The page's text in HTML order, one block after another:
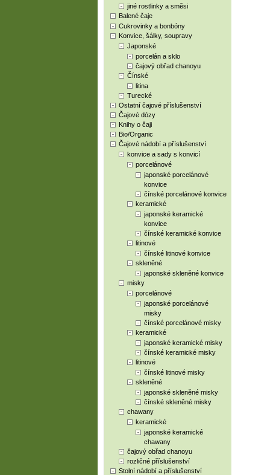
jiné rostlinky a směsi
Balené čaje
Cukrovinky a bonbóny
Konvice, šálky, soupravy
Japonské
porcelán a sklo
čajový obřad chanoyu
Čínské
litina
Turecké
Ostatní čajové příslušenství
Čajové dózy
Knihy o čaji
Bio/Organic
Čajové nádobí a příslušenství
konvice a sady s konvicí
porcelánové
japonské porcelánové
konvice
čínské porcelánové konvice
keramické
japonské keramické
konvice
čínské keramické konvice
litinové
čínské litinové konvice
skleněné
japonské skleněné konvice
misky
porcelánové
japonské porcelánové
misky
čínské porcelánové misky
keramické
japonské keramické misky
čínské keramické misky
litinové
čínské litinové misky
skleněné
japonské skleněné misky
čínské skleněné misky
chawany
keramické
japonské keramické
chawany
čajový obřad chanoyu
rozličné příslušenství
Stolní nádobí a příslušenství